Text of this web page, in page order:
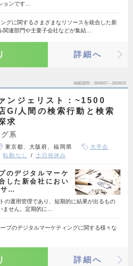
ョンです…
グに関するさまざまなリソースを統合した新
連部門や主要子会社などが集結…
詳細へ
掲載期間 26/08/07～26/08/20
ンジェリスト：~1500
G/人間の検索行動と検索
求
系
東京都、大阪府、福岡県
大手企
転勤なし 土日祝休み
のデジタルマーケ
した新会社におい
サ…
の運用管理であり、短期的に結果が出るもの
ません。定期的に…
プのデジタルマーケティングに関する様々な
詳細へ